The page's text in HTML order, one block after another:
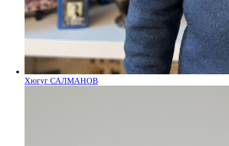
Хюгуг САЛМАНОВ